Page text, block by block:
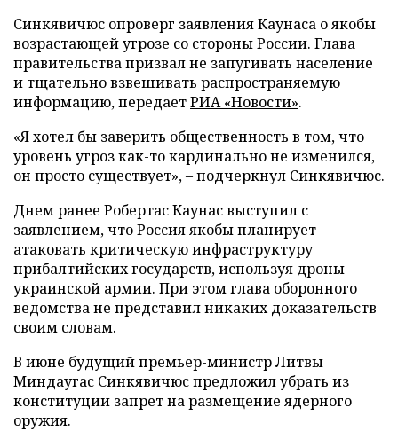
Синкявичюс опроверг заявления Каунаса о якобы
возрастающей угрозе со стороны России. Глава
правительства призвал не запугивать население
и тщательно взвешивать распространяемую
информацию, передаетРИА «Новости».
«Я хотел бы заверить общественность в том, что
уровень угроз как-то кардинально не изменился,
он просто существует», – подчеркнул Синкявичюс.
Днем ранее Робертас Каунас выступил с
заявлением, что Россия якобы планирует
атаковать критическую инфраструктуру
прибалтийских государств, используя дроны
украинской армии. При этом глава оборонного
ведомства не представил никаких доказательств
своим словам.
В июне будущий премьер-министр Литвы
Миндаугас Синкявичюспредложилубрать из
конституции запрет на размещение ядерного
оружия.